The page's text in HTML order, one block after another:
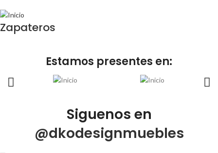
Zapateros
Estamos presentes en:
Siguenos en
@dkodesignmuebles